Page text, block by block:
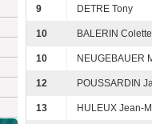
9 DETRE Tony
10 BALERIN Colette
10 NEUGEBAUER
12 POUSSARDIN
13 HULEUX Jean-